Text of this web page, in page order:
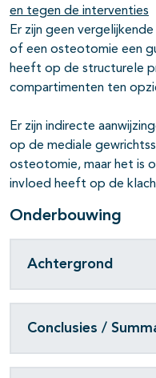
en tegen de interventies
Er zijn geen
of een osteotomie een
heeft op de structurele
compartimenten ten
Er zijn indirecte
op de mediale
osteotomie, maar het is
invloed heeft op de
Onderbouwing
Achtergrond
Conclusies /